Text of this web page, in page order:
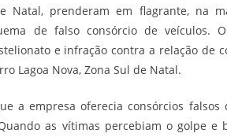
Natal, prenderam em flagrante, na
de falso consórcio de veículos.
e infração contra a relação de
Lagoa Nova, Zona Sul de Natal.
a empresa oferecia consórcios
as vítimas percebiam o golpe